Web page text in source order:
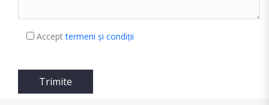
Accepttermeni și condiții